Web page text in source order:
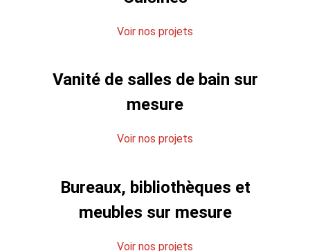
Voir nos projets
Vanité de salles de bain sur
mesure
Voir nos projets
Bureaux, bibliothèques et
meubles sur mesure
Voir nos projets